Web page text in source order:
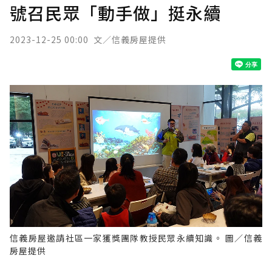
號召民眾「動手做」挺永續
2023-12-25 00:00 文／信義房屋提供
信義房屋邀請社區一家獲獎團隊教授民眾永續知識。 圖／信義
房屋提供